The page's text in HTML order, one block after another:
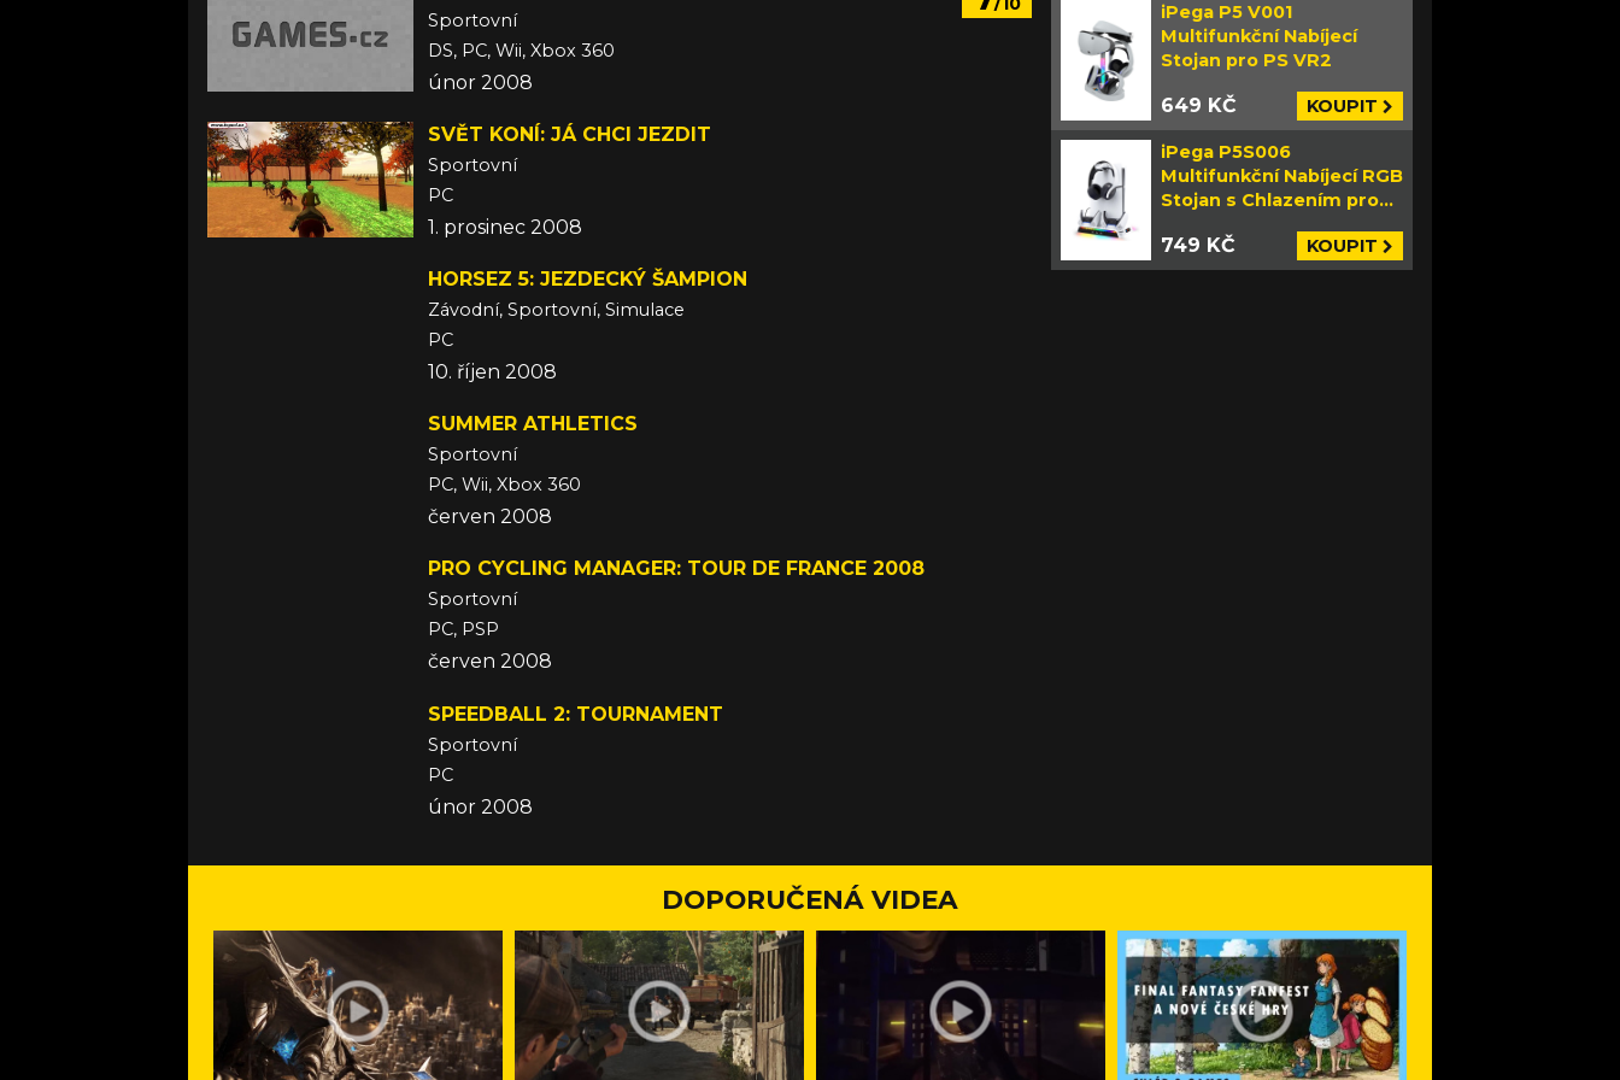
Sportovní
DS, PC, Wii, Xbox 360
únor 2008
SVĚT KONÍ: JÁ CHCI JEZDIT
Sportovní
PC
1. prosinec 2008
HORSEZ 5: JEZDECKÝ ŠAMPION
Závodní, Sportovní, Simulace
PC
10. říjen 2008
SUMMER ATHLETICS
Sportovní
PC, Wii, Xbox 360
červen 2008
PRO CYCLING MANAGER: TOUR DE FRANCE 2008
Sportovní
PC, PSP
červen 2008
SPEEDBALL 2: TOURNAMENT
Sportovní
PC
únor 2008
iPega P5 V001
Multifunkční Nabíjecí
Stojan pro PS VR2
649 KČ KOUPIT
iPega P5S006
Multifunkční Nabíjecí RGB
Stojan s Chlazením pro
749 KČ KOUPIT
DOPORUČENÁ VIDEA